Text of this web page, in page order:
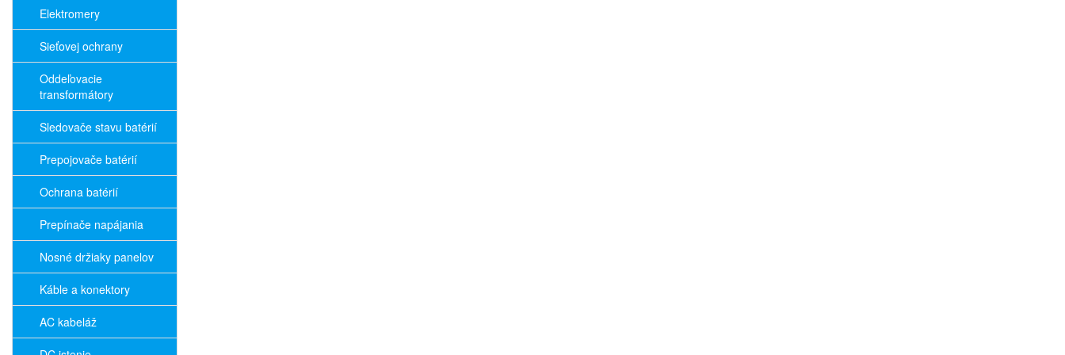
Elektromery
Sieťovej ochrany
Oddeľovacie
transformátory
Sledovače stavu batérií
Prepojovače batérií
Ochrana batérií
Prepínače napájania
Nosné držiaky panelov
Káble a konektory
AC kabeláž